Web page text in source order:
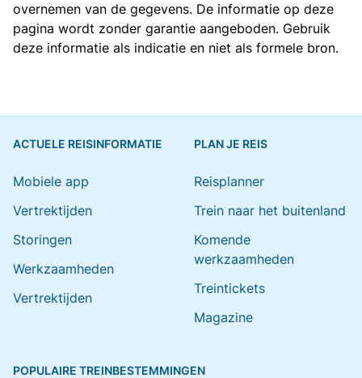
overnemen van de gegevens. De informatie op deze
pagina wordt zonder garantie aangeboden. Gebruik
deze informatie als indicatie en niet als formele bron.
ACTUELE REISINFORMATIE
Mobiele app
Vertrektijden
Storingen
Werkzaamheden
Vertrektijden
PLAN JE REIS
Reisplanner
Trein naar het buitenland
Komende
werkzaamheden
Treintickets
Magazine
POPULAIRE TREINBESTEMMINGEN